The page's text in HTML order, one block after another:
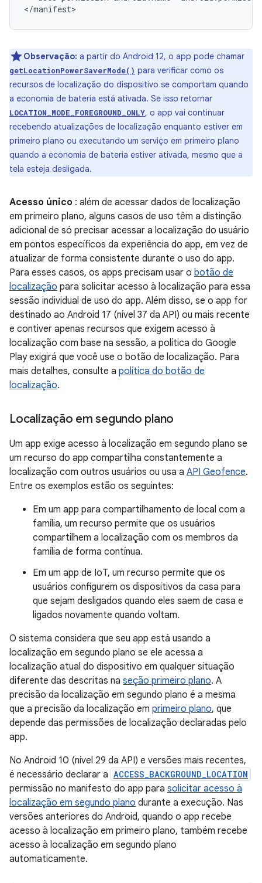
Observação: a partir do Android 12, o app pode chamar
getLocationPowerSaverMode() para verificar como os
recursos de localização do dispositivo se comportam quando
a economia de bateria está ativada. Se isso retornar
LOCATION_MODE_FOREGROUND_ONLY, o app vai continuar
recebendo atualizações de localização enquanto estiver em
primeiro plano ou executando um serviço em primeiro plano
quando a economia de bateria estiver ativada, mesmo que a
tela esteja desligada.
Acesso único : além de acessar dados de localização
em primeiro plano, alguns casos de uso têm a distinção
adicional de só precisar acessar a localização do usuário
em pontos específicos da experiência do app, em vez de
atualizar de forma consistente durante o uso do app.
Para esses casos, os apps precisam usar o botão de
localização para solicitar acesso à localização para essa
sessão individual de uso do app. Além disso, se o app for
destinado ao Android 17 (nível 37 da API) ou mais recente
e contiver apenas recursos que exigem acesso à
localização com base na sessão, a política do Google
Play exigirá que você use o botão de localização. Para
mais detalhes, consulte a política do botão de
localização.
Localização em segundo plano
Um app exige acesso à localização em segundo plano se
um recurso do app compartilha constantemente a
localização com outros usuários ou usa a API Geofence.
Entre os exemplos estão os seguintes:
Em um app para compartilhamento de local com a
família, um recurso permite que os usuários
compartilhem a localização com os membros da
família de forma contínua.
Em um app de IoT, um recurso permite que os
usuários configurem os dispositivos da casa para
que sejam desligados quando eles saem de casa e
ligados novamente quando voltam.
O sistema considera que seu app está usando a
localização em segundo plano se ele acessa a
localização atual do dispositivo em qualquer situação
diferente das descritas na seção primeiro plano. A
precisão da localização em segundo plano é a mesma
que a precisão da localização em primeiro plano, que
depende das permissões de localização declaradas pelo
app.
No Android 10 (nível 29 da API) e versões mais recentes,
é necessário declarar a ACCESS_BACKGROUND_LOCATION
permissão no manifesto do app para solicitar acesso à
localização em segundo plano durante a execução. Nas
versões anteriores do Android, quando o app recebe
acesso à localização em primeiro plano, também recebe
acesso à localização em segundo plano
automaticamente.